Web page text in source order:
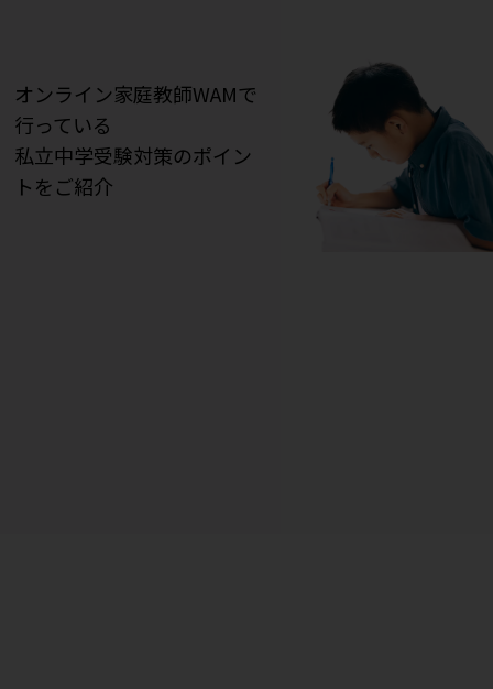
オンライン家庭教師WAMで
行っている
私立中学受験対策のポイン
トをご紹介